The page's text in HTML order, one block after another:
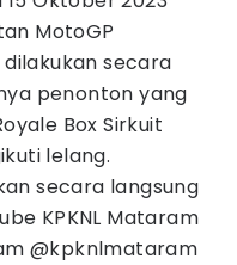
MotoGP
dilakukan secara
penonton yang
Box Sirkuit
lelang.
secara langsung
KPKNL Mataram
@kpknlmataram